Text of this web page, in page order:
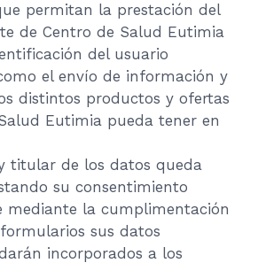
permitan la prestación del
de Centro de Salud Eutimia
del usuario
el envío de información y
distintos productos y ofertas
Eutimia pueda tener en
titular de los datos queda
su consentimiento
mediante la cumplimentación
sus datos
incorporados a los